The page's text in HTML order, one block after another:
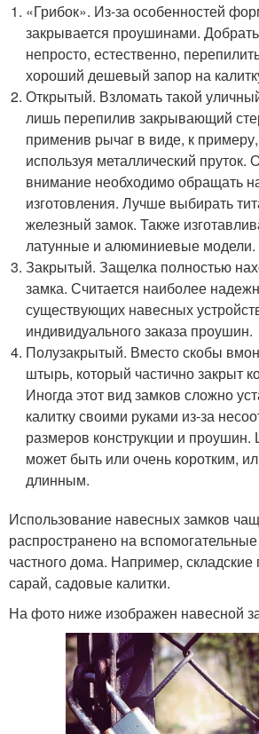
«Грибок». Из-за особенностей
закрывается проушинами.
непросто, естественно,
хороший дешевый запор на
Открытый. Взломать такой
лишь перепилив закрывающий
применив рычаг в виде, к
используя металлический пруток.
внимание необходимо обращать
изготовления. Лучше выбирать
железный замок. Также
латунные и алюминиевые модели.
Закрытый. Защелка полностью
замка. Считается наиболее
существующих навесных
индивидуального заказа проушин.
Полузакрытый. Вместо скобы
штырь, который частично закрыт
Иногда этот вид замков сложно
калитку своими руками из-за
размеров конструкции и
может быть или очень коротким,
длинным.
Использование навесных замков
распространено на
частного дома. Например,
сарай, садовые калитки.
На фото ниже изображен навесной